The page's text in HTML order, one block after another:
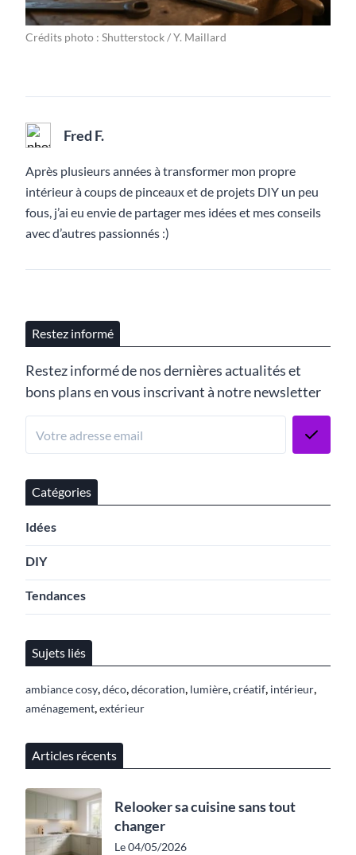
Crédits photo : Shutterstock / Y. Maillard
Fred F.
Après plusieurs années à transformer mon propre
intérieur à coups de pinceaux et de projets DIY un peu
fous, j’ai eu envie de partager mes idées et mes conseils
avec d’autres passionnés :)
Restez informé
Restez informé de nos dernières actualités et
bons plans en vous inscrivant à notre newsletter
Catégories
Idées
DIY
Tendances
Sujets liés
ambiance cosy,déco,décoration, lumière,créatif, intérieur,
aménagement,extérieur
Articles récents
Relooker sa cuisine sans tout
changer
Le 04/05/2026